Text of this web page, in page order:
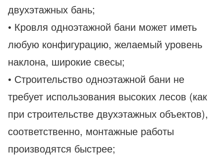
двухэтажных бань;
• Кровля одноэтажной бани может иметь
любую конфигурацию, желаемый уровень
наклона, широкие свесы;
• Строительство одноэтажной бани не
требует использования высоких лесов (как
при строительстве двухэтажных объектов),
соответственно, монтажные работы
производятся быстрее;